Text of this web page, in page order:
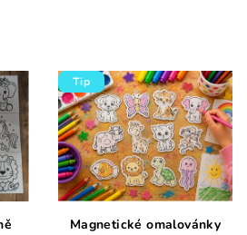
Tip
Magnetické omalovánky